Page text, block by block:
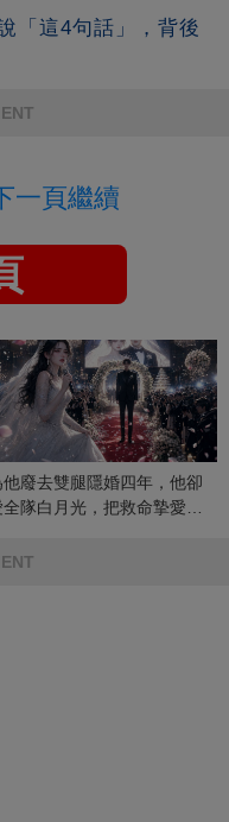
「這4句話」，背後
一頁繼續
廢去雙腿隱婚四年，他卻
隊白月光，把救命摯愛當